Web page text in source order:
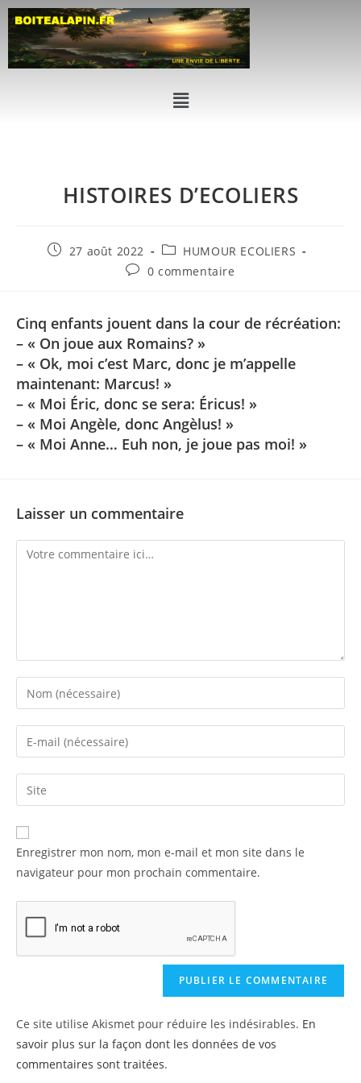
HISTOIRES D’ECOLIERS
27 août 2022
HUMOUR ECOLIERS
0 commentaire
Cinq enfants jouent dans la cour de récréation:
– « On joue aux Romains? »
– « Ok, moi c’est Marc, donc je m’appelle
maintenant: Marcus! »
– « Moi Éric, donc se sera: Éricus! »
– « Moi Angèle, donc Angèlus! »
– « Moi Anne… Euh non, je joue pas moi! »
Laisser un commentaire
Enregistrer mon nom, mon e-mail et mon site dans le
navigateur pour mon prochain commentaire.
Ce site utilise Akismet pour réduire les indésirables. En
savoir plus sur la façon dont les données de vos
commentaires sont traitées.